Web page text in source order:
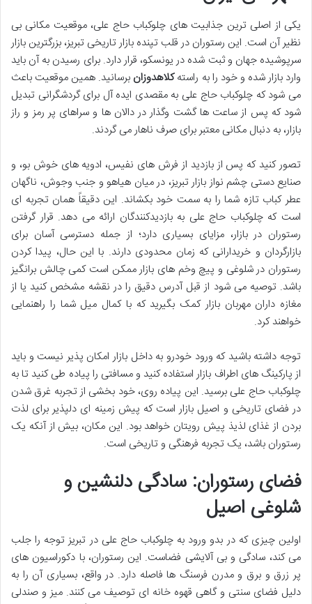
یکی از اصلی ترین جذابیت های چلوکباب حاج علی، موقعیت مکانی بی
نظیر آن است. این رستوران در قلب تپنده بازار تاریخی تبریز، بزرگترین بازار
سرپوشیده جهان و ثبت شده در یونسکو، قرار دارد. برای رسیدن به آن باید
وارد بازار شده و خود را به راستهکلاهدوزان برسانید. همین موقعیت باعث
می شود که چلوکباب حاج علی به مقصدی ایده آل برای گردشگرانی تبدیل
شود که پس از ساعت ها گشت وگذار در دالان ها و سراهای پر رمز و راز
بازار، به دنبال مکانی معتبر برای صرف ناهار می گردند.
تصور کنید که پس از بازدید از فرش های نفیس، ادویه های خوش بو، و
صنایع دستی چشم نواز بازار تبریز، در میان هیاهو و جنب وجوش، ناگهان
عطر کباب تازه شما را به سمت خود بکشاند. این دقیقاً همان تجربه ای
است که چلوکباب حاج علی به بازدیدکنندگان ارائه می دهد. قرار گرفتن
رستوران در بازار، مزایای بسیاری دارد؛ از جمله دسترسی آسان برای
بازارگردان و خریدارانی که زمان محدودی دارند. با این حال، پیدا کردن
رستوران در شلوغی و پیچ وخم های بازار ممکن است کمی چالش برانگیز
باشد. توصیه می شود از قبل آدرس دقیق را در نقشه مشخص کنید یا از
مغازه داران مهربان بازار کمک بگیرید که با کمال میل شما را راهنمایی
خواهند کرد.
توجه داشته باشید که ورود خودرو به داخل بازار امکان پذیر نیست و باید
از پارکینگ های اطراف بازار استفاده کنید و مسافتی را پیاده طی کنید تا به
چلوکباب حاج علی برسید. این پیاده روی، خود بخشی از تجربه غرق شدن
در فضای تاریخی و اصیل بازار است که پیش زمینه ای دلپذیر برای لذت
بردن از غذای لذیذ پیش رویتان خواهد بود. این مکان، بیش از آنکه یک
رستوران باشد، یک تجربه فرهنگی و تاریخی است.
فضای رستوران: سادگی دلنشین و
شلوغی اصیل
اولین چیزی که در بدو ورود به چلوکباب حاج علی در تبریز توجه را جلب
می کند، سادگی و بی آلایشی فضاست. این رستوران، با دکوراسیون های
پر زرق و برق و مدرن فرسنگ ها فاصله دارد. در واقع، بسیاری آن را به
دلیل فضای سنتی و گاهی قهوه خانه ای توصیف می کنند. میز و صندلی